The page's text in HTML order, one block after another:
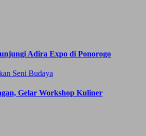
Adira Expo di Ponorogo
Seni Budaya
Gelar Workshop Kuliner